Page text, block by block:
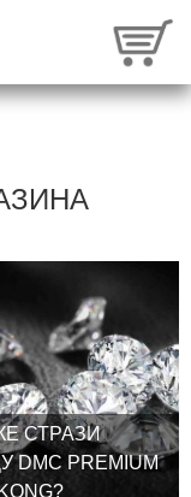
СТРАЗИ
DMC PREMIUM